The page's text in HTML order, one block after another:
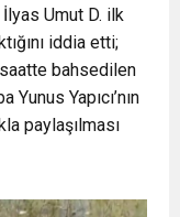
Umut D. ilk
iddia etti;
bahsedilen
Yapıcı’nın
paylaşılması